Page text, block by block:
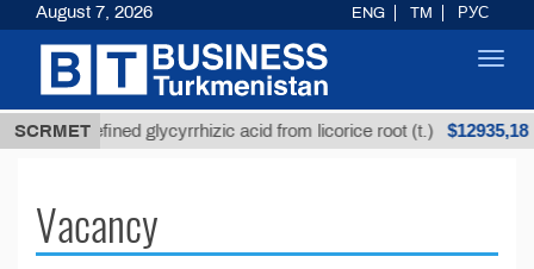
SCRMETUnrefined glycyrrhizic acid from licorice root (t.) $12935,18
Vacancy
August 7, 2026 ENG TM РУС